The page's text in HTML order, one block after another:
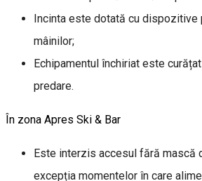
Incinta este dotată cu dispozitive
mâinilor;
Echipamentul închiriat este
predare.
În zona Apres Ski & Bar
Este interzis accesul fără mască
excepția momentelor în care